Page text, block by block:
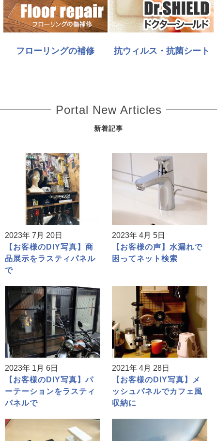
フローリングの補修 抗ウィルス・抗菌シート
Portal New Articles
新着記事
2023年 7月 20日
【お客様のDIY写真】商
品展示をラスティパネル
で
2023年 4月 5日
【お客様の声】水漏れで
困ってネット検索
2023年 1月 6日
【お客様のDIY写真】パ
ーテーションをラスティ
パネルで
2021年 4月 28日
【お客様のDIY写真】メ
ッシュパネルでカフェ風
収納に